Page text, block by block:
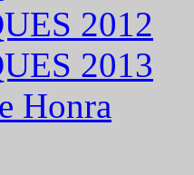
2012
2013
Honra